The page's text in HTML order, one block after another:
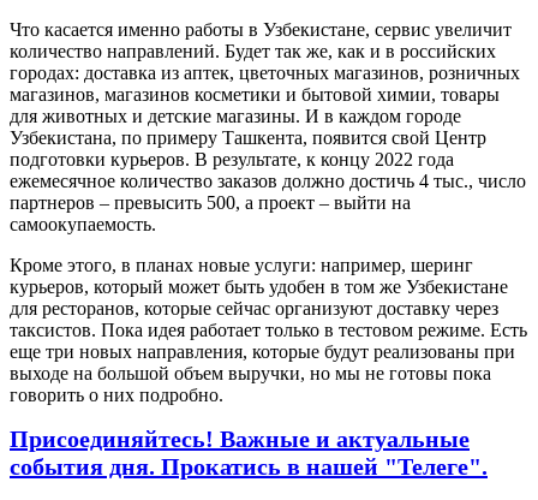
Что касается именно работы в Узбекистане, сервис увеличит
количество направлений. Будет так же, как и в российских
городах: доставка из аптек, цветочных магазинов, розничных
магазинов, магазинов косметики и бытовой химии, товары
для животных и детские магазины. И в каждом городе
Узбекистана, по примеру Ташкента, появится свой Центр
подготовки курьеров. В результате, к концу 2022 года
ежемесячное количество заказов должно достичь 4 тыс., число
партнеров – превысить 500, а проект – выйти на
самоокупаемость.
Кроме этого, в планах новые услуги: например, шеринг
курьеров, который может быть удобен в том же Узбекистане
для ресторанов, которые сейчас организуют доставку через
таксистов. Пока идея работает только в тестовом режиме. Есть
еще три новых направления, которые будут реализованы при
выходе на большой объем выручки, но мы не готовы пока
говорить о них подробно.
Присоединяйтесь! Важные и актуальные
события дня. Прокатись в нашей "Телеге".